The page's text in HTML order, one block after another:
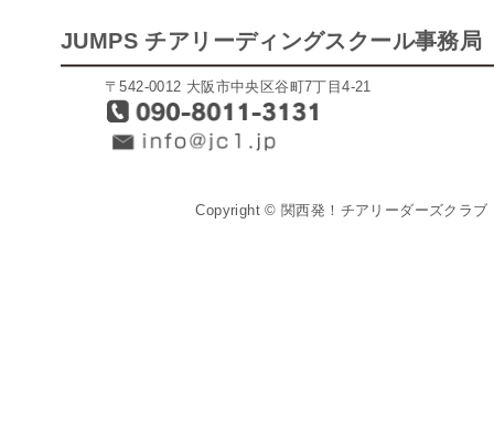
JUMPS チアリーディングスクール事務局
〒542-0012 大阪市中央区谷町7丁目4-21
Copyright © 関西発！チアリーダーズクラ